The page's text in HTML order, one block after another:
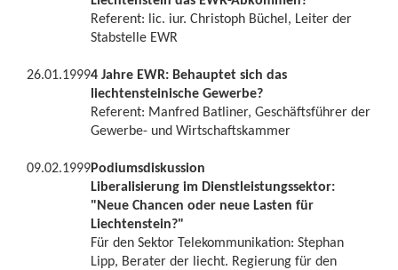
Referent: lic. iur. Christoph Büchel, Leiter der
Stabstelle EWR
26.01.19994 Jahre EWR: Behauptet sich das
liechtensteinische Gewerbe?
Referent: Manfred Batliner, Geschäftsführer der
Gewerbe- und Wirtschaftskammer
09.02.1999Podiumsdiskussion
Liberalisierung im Dienstleistungssektor:
"Neue Chancen oder neue Lasten für
Liechtenstein?"
Für den Sektor Telekommunikation: Stephan
Lipp, Berater der liecht. Regierung für den